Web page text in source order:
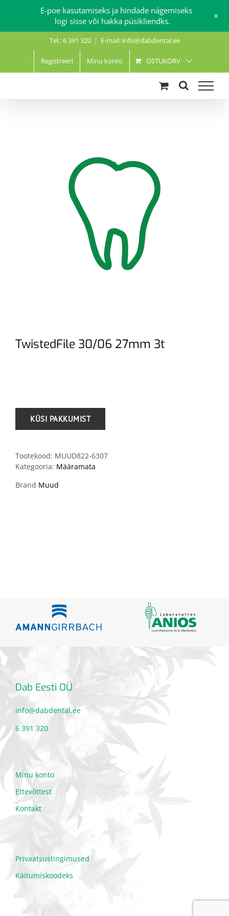
Tel.: 6 391 320 | E-mail: info@dabdental.ee
Registreeri Minu konto OSTUKORV
TwistedFile 30/06 27mm 3t
Tootekood: MUUD822-6307
Kategooria: Määramata
Brand Muud
Dab Eesti OÜ
info@dabdental.ee
6 391 320
Minu konto
Ettevõttest
Kontakt
Privaatsustingimused
Käitumiskoodeks
E-poe kasutamiseks ja hindade nägemiseks
logi sisse või hakka püsikliendks.
+